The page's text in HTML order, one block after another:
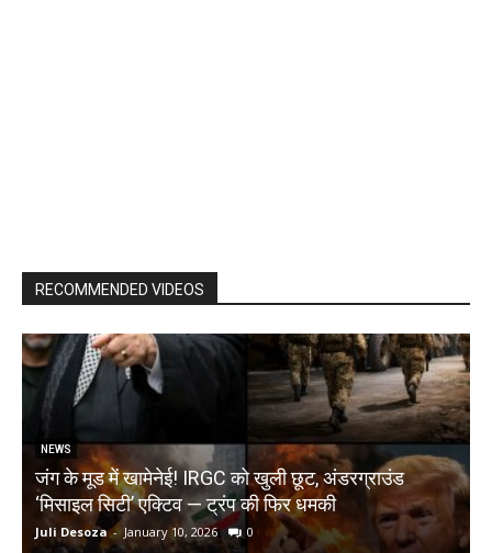
RECOMMENDED VIDEOS
NEWS
जंग के मूड में खामेनेई! IRGC को खुली छूट, अंडरग्राउंड
‘मिसाइल सिटी’ एक्टिव — ट्रंप की फिर धमकी
Juli Desoza - January 10, 2026 0